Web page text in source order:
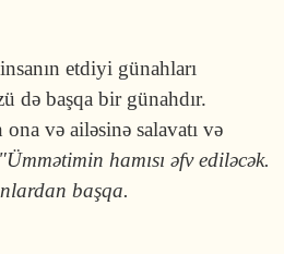
etdiyi günahları
də başqa bir günahdır.
və ailəsinə salavatı və
"Ümmətimin hamısı əfv ediləcək.
başqa.